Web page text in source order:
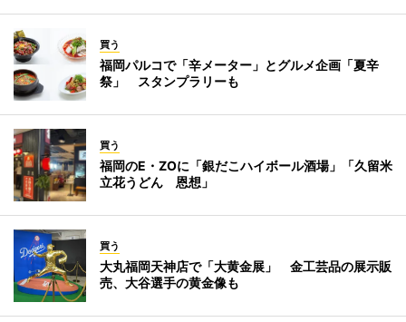
買う
福岡パルコで「辛メーター」とグルメ企画「夏辛
祭」 スタンプラリーも
買う
福岡のE・ZOに「銀だこハイボール酒場」「久留米
立花うどん 恩想」
買う
大丸福岡天神店で「大黄金展」 金工芸品の展示販
売、大谷選手の黄金像も